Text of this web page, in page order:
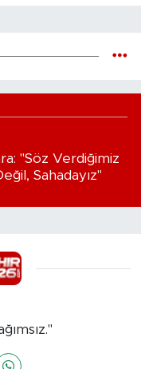
"Söz Verdiğimiz
Sahadayız"